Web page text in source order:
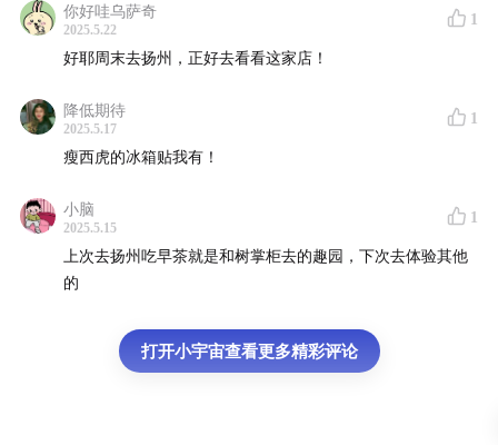
公众号：午夜飞行
【商务合作】
商务合作联系邮箱：hello@marcastmedia.com
或添加微信：hellomarcast
【欢迎加入听友群】
入群方式 A：微信添加小助手 Amber (ID:
hellomarcast)，拉你入群
你好哇乌萨奇
2025.5.22
1
好耶周末去扬州，正好去看看这家店！
降低期待
2025.5.17
1
瘦西虎的冰箱贴我有！
小脑
2025.5.15
1
上次去扬州吃早茶就是和树掌柜去的趣园，下次去体验其他
的
打开小宇宙查看更多精彩评论